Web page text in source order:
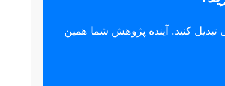
کنید. آینده پژوهش شما همین